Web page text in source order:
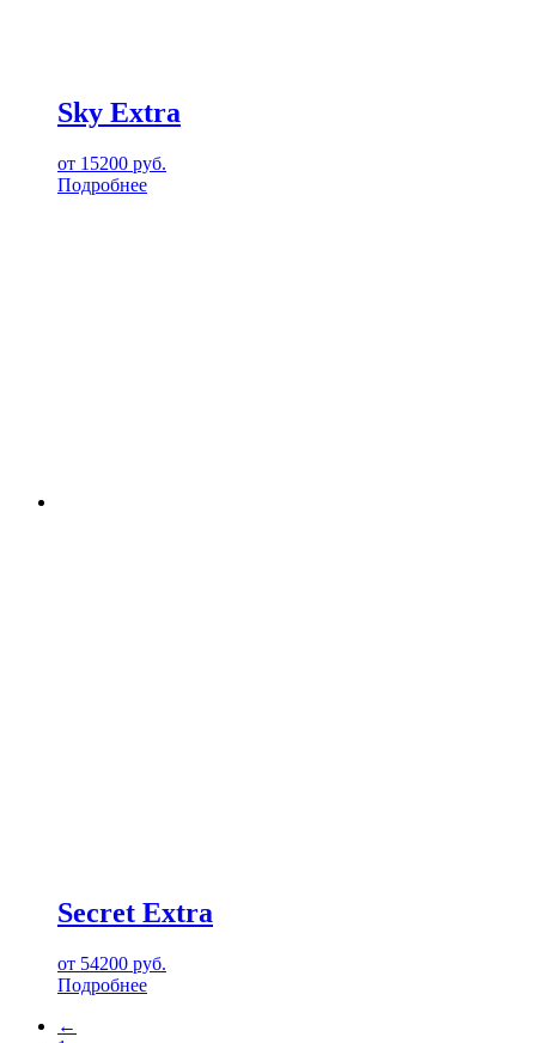
Sky Extra
от 15200 руб.
Подробнее
Secret Extra
от 54200 руб.
Подробнее
←